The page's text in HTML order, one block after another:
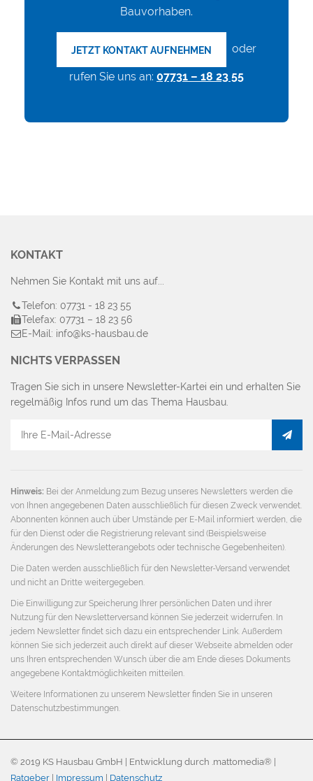
Bauvorhaben.
JETZT KONTAKT AUFNEHMEN oder
rufen Sie uns an: 07731 – 18 23 55
KONTAKT
Nehmen Sie Kontakt mit uns auf...
Telefon: 07731 - 18 23 55
Telefax: 07731 – 18 23 56
E-Mail: info@ks-hausbau.de
NICHTS VERPASSEN
Tragen Sie sich in unsere Newsletter-Kartei ein und erhalten Sie
regelmäßig Infos rund um das Thema Hausbau.
Hinweis: Bei der Anmeldung zum Bezug unseres Newsletters werden die
von Ihnen angegebenen Daten ausschließlich für diesen Zweck verwendet.
Abonnenten können auch über Umstände per E-Mail informiert werden, die
für den Dienst oder die Registrierung relevant sind (Beispielsweise
Änderungen des Newsletterangebots oder technische Gegebenheiten).
Die Daten werden ausschließlich für den Newsletter-Versand verwendet
und nicht an Dritte weitergegeben.
Die Einwilligung zur Speicherung Ihrer persönlichen Daten und ihrer
Nutzung für den Newsletterversand können Sie jederzeit widerrufen. In
jedem Newsletter findet sich dazu ein entsprechender Link. Außerdem
können Sie sich jederzeit auch direkt auf dieser Webseite abmelden oder
uns Ihren entsprechenden Wunsch über die am Ende dieses Dokuments
angegebene Kontaktmöglichkeiten mitteilen.
Weitere Informationen zu unserem Newsletter finden Sie in unseren
Datenschutzbestimmungen.
© 2019 KS Hausbau GmbH | Entwicklung durch .mattomedia® |
Ratgeber
Impressum Datenschutz